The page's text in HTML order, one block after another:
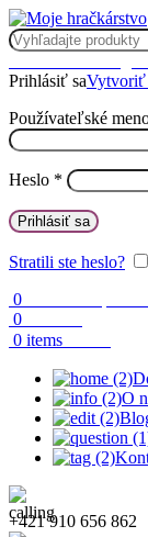
Prihlásiť saVytvoriť
Používateľské
Heslo *
Prihlásiť sa
Stratili ste heslo?
0
0
0 items
O
+421 910 656 862